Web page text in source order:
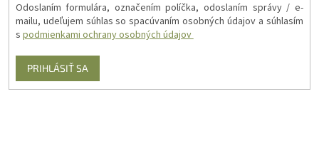
Odoslaním formulára, označením políčka, odoslaním správy / e-
mailu, udeľujem súhlas so spacúvaním osobných údajov a súhlasím
s podmienkami ochrany osobných údajov
PRIHLÁSIŤ SA